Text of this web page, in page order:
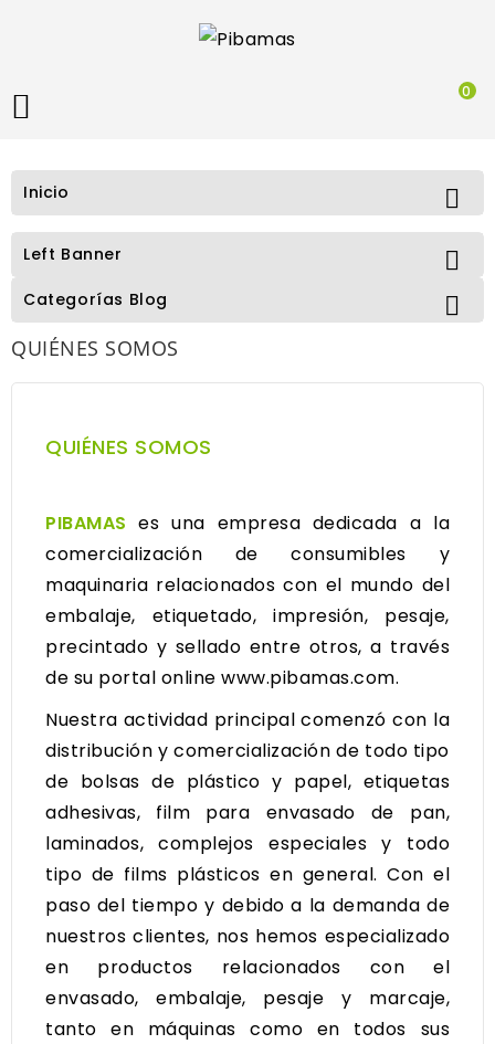
 0
Inicio 
Left Banner 
Categorías Blog 
QUIÉNES SOMOS
QUIÉNES SOMOS
PIBAMAS es una empresa dedicada a la
comercialización de consumibles y
maquinaria relacionados con el mundo del
embalaje, etiquetado, impresión, pesaje,
precintado y sellado entre otros, a través
de su portal online www.pibamas.com.
Nuestra actividad principal comenzó con la
distribución y comercialización de todo tipo
de bolsas de plástico y papel, etiquetas
adhesivas, film para envasado de pan,
laminados, complejos especiales y todo
tipo de films plásticos en general. Con el
paso del tiempo y debido a la demanda de
nuestros clientes, nos hemos especializado
en productos relacionados con el
envasado, embalaje, pesaje y marcaje,
tanto en máquinas como en todos sus